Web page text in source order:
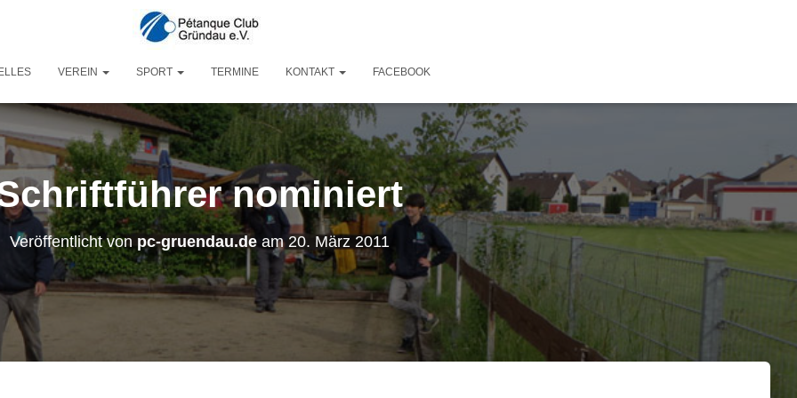
VEREIN SPORT TERMINE KONTAKT FACEBOOK
nominiert
Veröffentlicht von pc-gruendau.deam 20. März 2011